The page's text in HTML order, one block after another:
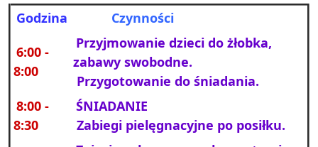
Godzina
Czynności
6:00 -
8:00
Przyjmowanie dzieci do żłobka,
zabawy swobodne.
Przygotowanie do śniadania.
8:00 -
8:30
ŚNIADANIE
Zabiegi pielęgnacyjne po posiłku.